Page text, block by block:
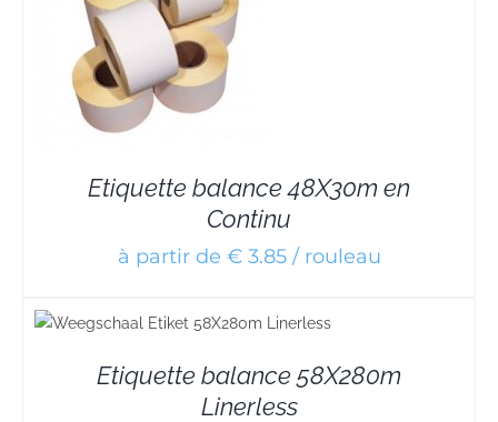
Etiquette balance 48X30m en
Continu
à partir de € 3.85 / rouleau
Etiquette balance 58X280m
Linerless